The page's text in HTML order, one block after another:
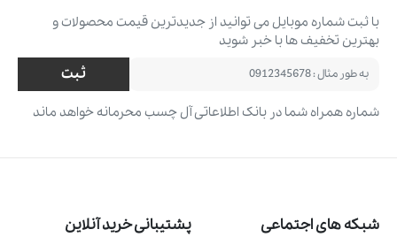
با ثبت شماره موبایل می ‌توانید از جدیدترین قیمت محصولات و
بهترین تخفیف ‌ها با خبر شوید
ثبت
شماره همراه شما در بانک اطلاعاتی آل چسب محرمانه خواهد ماند
شبکه های اجتماعی پشتیبانی خرید آنلاین